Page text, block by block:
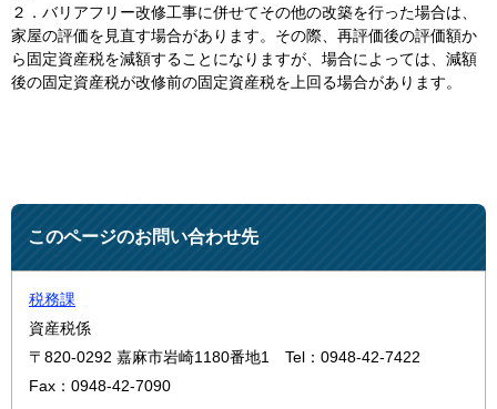
２．バリアフリー改修工事に併せてその他の改築を行った場合は、
家屋の評価を見直す場合があります。その際、再評価後の評価額か
ら固定資産税を減額することになりますが、場合によっては、減額
後の固定資産税が改修前の固定資産税を上回る場合があります。
このページのお問い合わせ先
税務課
資産税係
〒820-0292 嘉麻市岩崎1180番地1
Tel：0948-42-7422
Fax：0948-42-7090